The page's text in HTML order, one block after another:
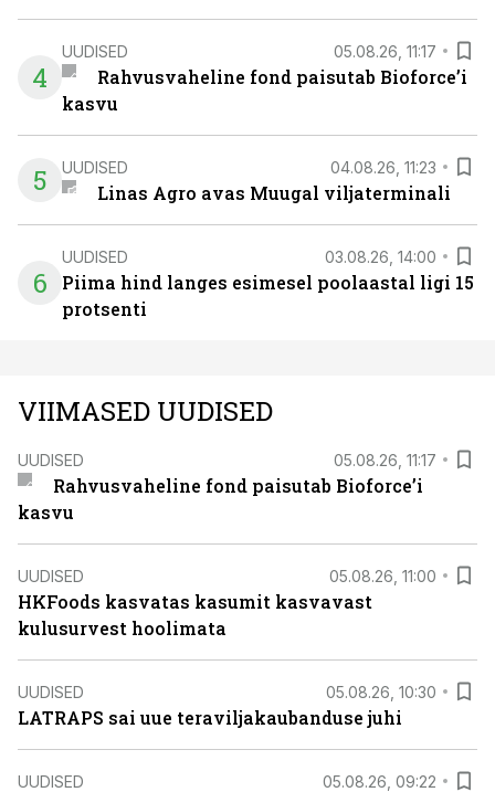
4
UUDISED 05.08.26, 11:17
Rahvusvaheline fond paisutab Bioforce’i
kasvu
5 UUDISED 04.08.26, 11:23
Linas Agro avas Muugal viljaterminali
6
UUDISED 03.08.26, 14:00
Piima hind langes esimesel poolaastal ligi 15
protsenti
VIIMASED UUDISED
UUDISED 05.08.26, 11:17
Rahvusvaheline fond paisutab Bioforce’i
kasvu
UUDISED 05.08.26, 11:00
HKFoods kasvatas kasumit kasvavast
kulusurvest hoolimata
UUDISED 05.08.26, 10:30
LATRAPS sai uue teraviljakaubanduse juhi
UUDISED 05.08.26, 09:22